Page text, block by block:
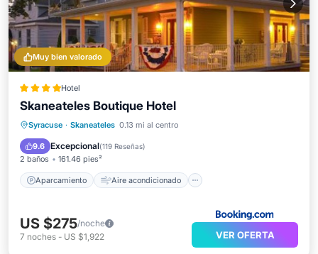
Muy bien valorado
Hotel
Skaneateles Boutique Hotel
Syracuse · Skaneateles 0.13 mi al centro
9.6 Excepcional(119 Reseñas)
2 baños 161.46 pies²
Aparcamiento Aire acondicionado
Aparcamiento
Aire acondicionado
Internet
Seguridad/Protección
US $275/noche
7 noches - US $1,922 VER OFERTA